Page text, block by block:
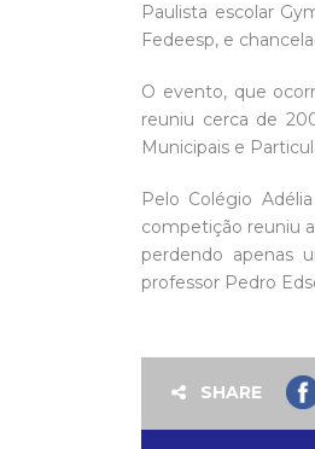
Paulista escolar
Fedeesp, e
O evento, que
reuniu cerca de
Municipais e
Pelo Colégio
competição reuniu
perdendo apenas
professor Pedro
SHARE